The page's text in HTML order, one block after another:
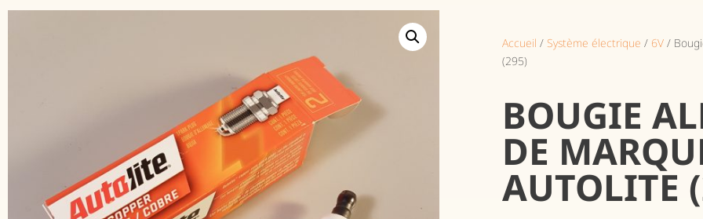
Accueil / Système électrique / 6V /
(295)
BOUGIE
DE
AUTOLITE